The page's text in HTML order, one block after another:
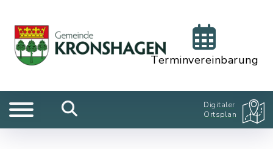
Terminvereinbarung
Digitaler
Ortsplan